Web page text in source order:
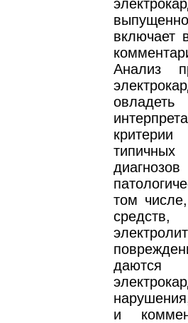
включает
Анализ
том
даются
и